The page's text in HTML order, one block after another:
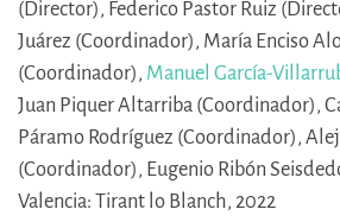
(Director), Federico Pastor Ruiz
Juárez (Coordinador), María Enciso
(Coordinador), Manuel García-
Juan Piquer Altarriba (Coordinador),
Páramo Rodríguez (Coordinador),
(Coordinador), Eugenio Ribón
Valencia: Tirant lo Blanch, 2022